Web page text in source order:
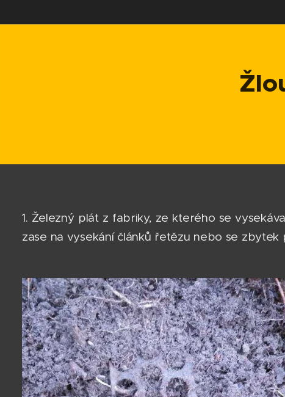
1. Železný plát z fabriky, ze kterého se
zase na vysekání článků řetězu nebo se zbytek